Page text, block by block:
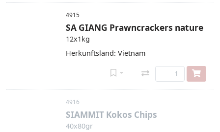
4915
SA GIANG Prawncrackers nature
12x1kg
Herkunftsland: Vietnam
4916
SIAMMIT Kokos Chips
40x80gr